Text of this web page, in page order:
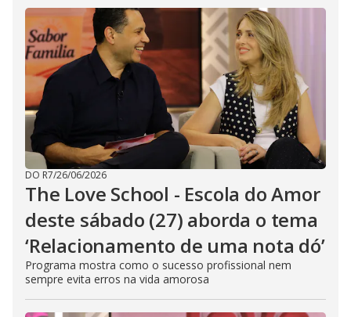
DO R7/26/06/2026
The Love School - Escola do Amor
deste sábado (27) aborda o tema
‘Relacionamento de uma nota dó’
Programa mostra como o sucesso profissional nem
sempre evita erros na vida amorosa